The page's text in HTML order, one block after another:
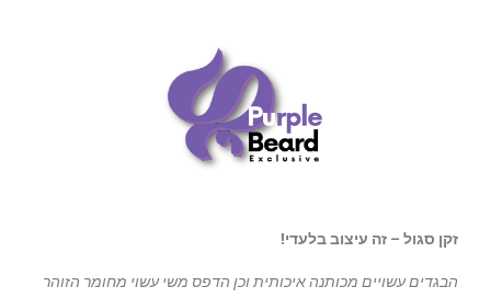
זקן סגול – זה עיצוב בלעדי!
הבגדים עשויים מכותנה איכותית וכן הדפס משי עשוי מחומר הזוהר